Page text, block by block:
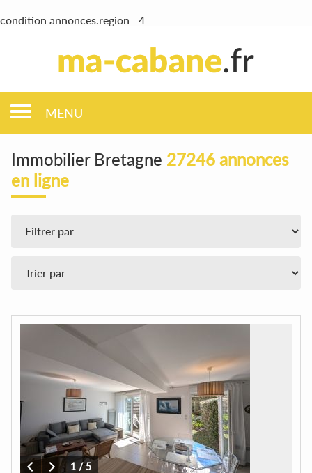
condition annonces.region =4
MENU
Immobilier Bretagne 27246 annonces
en ligne
1 /5